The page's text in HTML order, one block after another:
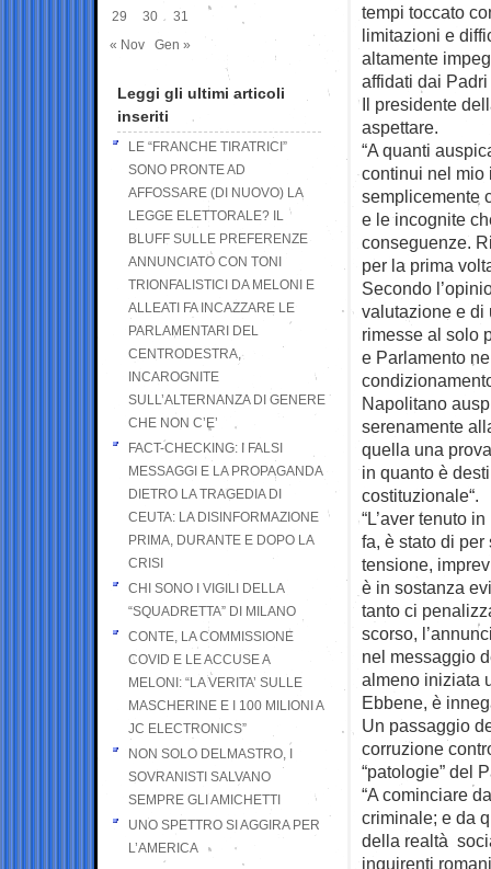
tempi toccato
limitazioni e
altamente
affidati dai
Il presidente
aspettare.
“A quanti
continui nel mio
semplicemente
e le incognite
conseguenze.
per la prima
Secondo
valutazione e di
rimesse al solo
e Parlamento
Napolitano
serenamente
quella una
in quanto è
costituzionale“.
“L’aver tenuto
fa, è stato di
tensione,
è in sostanza
tanto ci
scorso,
nel messaggio
almeno iniziata
Ebbene, è
Un passaggio
corruzione
“patologie” del
“A cominciare
criminale; e da
della realtà
inquirenti
29 30
31
« Nov
Gen »
Leggi gli ultimi articoli
inseriti
LE “FRANCHE TIRATRICI”
SONO PRONTE AD
AFFOSSARE (DI NUOVO) LA
LEGGE ELETTORALE? IL
BLUFF SULLE PREFERENZE
ANNUNCIATO CON TONI
TRIONFALISTICI DA MELONI E
ALLEATI FA INCAZZARE LE
PARLAMENTARI DEL
CENTRODESTRA,
INCAROGNITE
SULL’ALTERNANZA DI GENERE
CHE NON C’E’
FACT-CHECKING: I FALSI
MESSAGGI E LA PROPAGANDA
DIETRO LA TRAGEDIA DI
CEUTA: LA DISINFORMAZIONE
PRIMA, DURANTE E DOPO LA
CRISI
CHI SONO I VIGILI DELLA
“SQUADRETTA” DI MILANO
CONTE, LA COMMISSIONE
COVID E LE ACCUSE A
MELONI: “LA VERITA’ SULLE
MASCHERINE E I 100 MILIONI A
JC ELECTRONICS”
NON SOLO DELMASTRO, I
SOVRANISTI SALVANO
SEMPRE GLI AMICHETTI
UNO SPETTRO SI AGGIRA PER
L’AMERICA